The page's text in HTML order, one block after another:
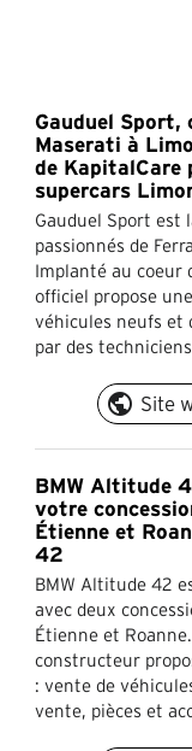
Gauduel Sport,
Maserati à
de KapitalCare
supercars
Gauduel Sport est
passionnés de
Implanté au coeur
officiel propose
véhicules neufs et
par des
public Site
BMW Altitude
votre
Étienne et
42
BMW Altitude 42
avec deux
Étienne et
constructeur
: vente de
vente, pièces et